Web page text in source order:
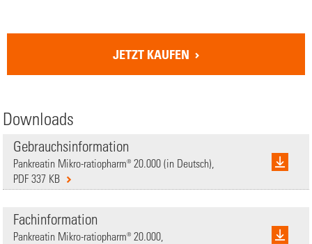
JETZT KAUFEN
Downloads
Gebrauchsinformation
Pankreatin Mikro-ratiopharm® 20.000 (in Deutsch),
PDF 337 KB
Fachinformation
Pankreatin Mikro-ratiopharm® 20.000,